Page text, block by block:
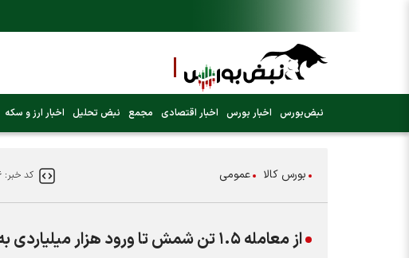
نبض‌بورس اخبار بورس اخبار اقتصادی مجمع نبض تحلیل اخبار ارز و سکه
بورس کالا عمومی کد خبر: ۱۳۰۷۴۶
از معامله ۱.۵ تن شمش تا ورود هزار میلیاردی به صندوق‌های نقره